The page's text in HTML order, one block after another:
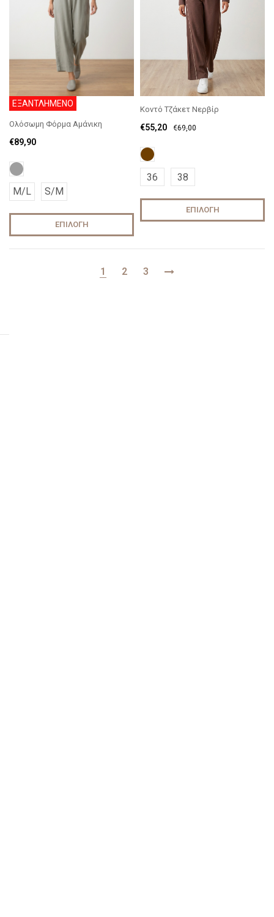
ΕΞΑΝΤΛΗΜΕΝΟ
Ολόσωμη Φόρμα Αμάνικη
€89,90
M/L S/M
ΕΠΙΛΟΓΉ
Κοντό Τζάκετ Νερβίρ
€69,00
€55,20
36 38
ΕΠΙΛΟΓΉ
1 2 3